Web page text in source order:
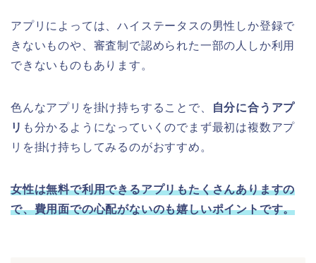
アプリによっては、ハイステータスの男性しか登録で
きないものや、審査制で認められた一部の人しか利用
できないものもあります。
色んなアプリを掛け持ちすることで、
自分に合うアプ
リ も分かるようになっていくのでまず最初は複数アプ
リを掛け持ちしてみるのがおすすめ。
女性は無料で利用できるアプリもたくさんありますの
で、費用面での心配がないのも嬉しいポイントです。